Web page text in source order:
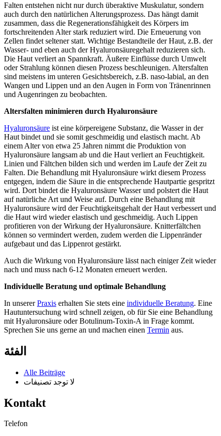
Falten entstehen nicht nur durch überaktive Muskulatur, sondern
auch durch den natürlichen Alterungsprozess. Das hängt damit
zusammen, dass die Regenerationsfähigkeit des Körpers im
fortschreitenden Alter stark reduziert wird. Die Erneuerung von
Zellen findet seltener statt. Wichtige Bestandteile der Haut, z.B. der
Wasser- und eben auch der Hyaluronsäuregehalt reduzieren sich.
Die Haut verliert an Spannkraft. Äußere Einflüsse durch Umwelt
oder Strahlung können diesen Prozess beschleunigen. Altersfalten
sind meistens im unteren Gesichtsbereich, z.B. naso-labial, an den
Wangen und Lippen und an den Augen in Form von Tränenrinnen
und Augenringen zu beobachten.
Altersfalten minimieren durch Hyaluronsäure
Hyaluronsäure ist eine körpereigene Substanz, die Wasser in der
Haut bindet und sie somit geschmeidig und elastisch macht. Ab
einem Alter von etwa 25 Jahren nimmt die Produktion von
Hyaluronsäure langsam ab und die Haut verliert an Feuchtigkeit.
Linien und Fältchen bilden sich und werden im Laufe der Zeit zu
Falten. Die Behandlung mit Hyaluronsäure wirkt diesem Prozess
entgegen, indem die Säure in die entsprechende Hautpartie gespritzt
wird. Dort bindet die Hyaluronsäure Wasser und polstert die Haut
auf natürliche Art und Weise auf. Durch eine Behandlung mit
Hyaluronsäure wird der Feuchtigkeitsgehalt der Haut verbessert und
die Haut wird wieder elastisch und geschmeidig. Auch Lippen
profitieren von der Wirkung der Hyaluronsäure. Knitterfältchen
können so vermindert werden, zudem werden die Lippenränder
aufgebaut und das Lippenrot gestärkt.
Auch die Wirkung von Hyaluronsäure lässt nach einiger Zeit wieder
nach und muss nach 6-12 Monaten erneuert werden.
Individuelle Beratung und optimale Behandlung
In unsererPraxis erhalten Sie stets eine individuelle Beratung. Eine
Hautuntersuchung wird schnell zeigen, ob für Sie eine Behandlung
mit Hyaluronsäure oder Botulinum-Toxin-A in Frage kommt.
Sprechen Sie uns gerne an und machen einen Termin aus.
الفئة
Alle Beiträge
لا توجد تصنيفات
Kontakt
Telefon